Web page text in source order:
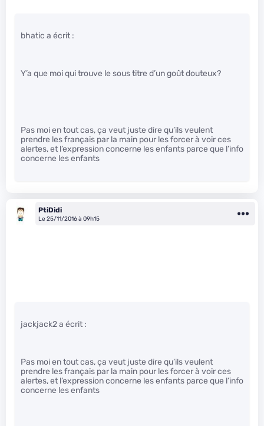
bhatic a écrit :
Y’a que moi qui trouve le sous titre d’un goût douteux?
Pas moi en tout cas, ça veut juste dire qu’ils veulent
prendre les français par la main pour les forcer à voir ces
alertes, et l’expression concerne les enfants parce que l’info
concerne les enfants
PtiDidi
Le 25/11/2016 à 09h15
jackjack2 a écrit :
Pas moi en tout cas, ça veut juste dire qu’ils veulent
prendre les français par la main pour les forcer à voir ces
alertes, et l’expression concerne les enfants parce que l’info
concerne les enfants